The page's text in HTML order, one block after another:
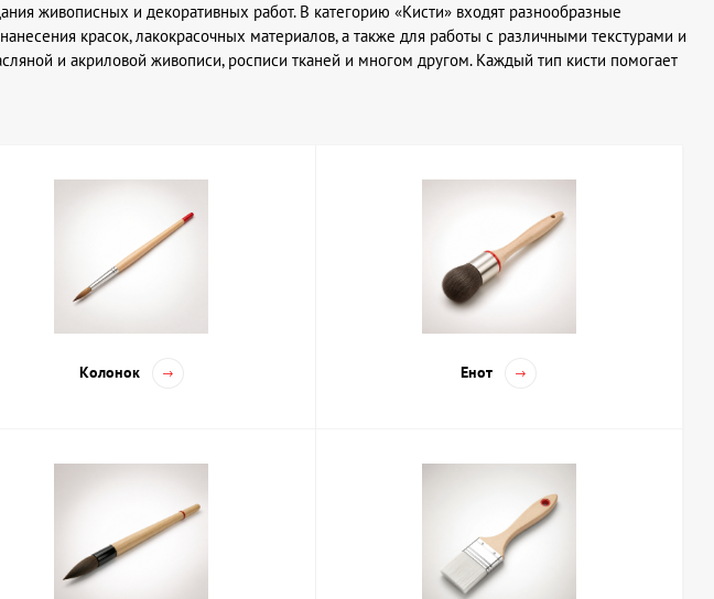
живописных и декоративных работ. В категорию «Кисти» входят разнообразные
красок, лакокрасочных материалов, а также для работы с различными текстурами и
и акриловой живописи, росписи тканей и многом другом. Каждый тип кисти помогает
детализации до широких мазков.
и размеру. Основные виды:
деталей и плавных линий.
поверхностей и создания выразительных мазков.
и созданием плавных переходов.
и текстурирования.
щетина подходит для масляных красок, синтетика чаще используется в акварели и
и рекомендации
инструмент соответствовал вашим творческим задачам и технике исполнения. Следует
кисти с жестким натуральным ворсом, для акварели — мягкие синтетические или
Колонок Енот